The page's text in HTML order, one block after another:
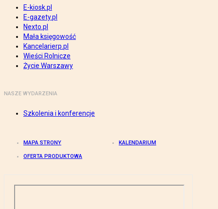
E-kiosk.pl
E-gazety.pl
Nexto.pl
Mała księgowość
Kancelarierp.pl
Wieści Rolnicze
Życie Warszawy
NASZE WYDARZENIA
Szkolenia i konferencje
MAPA STRONY KALENDARIUM
OFERTA PRODUKTOWA